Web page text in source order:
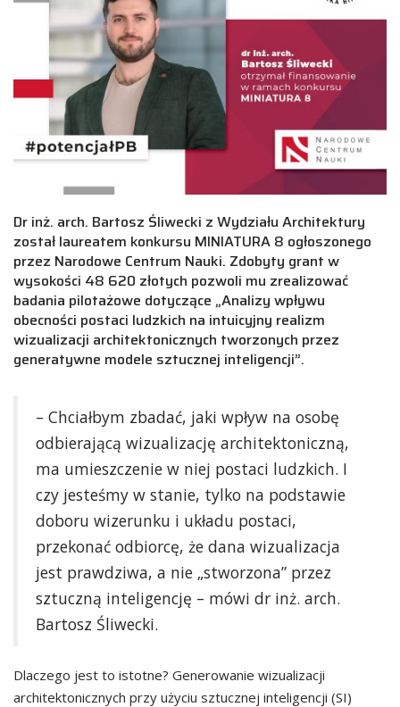
Dr inż. arch. Bartosz Śliwecki z Wydziału Architektury
został laureatem konkursu MINIATURA 8 ogłoszonego
przez Narodowe Centrum Nauki. Zdobyty grant w
wysokości 48 620 złotych pozwoli mu zrealizować
badania pilotażowe dotyczące „Analizy wpływu
obecności postaci ludzkich na intuicyjny realizm
wizualizacji architektonicznych tworzonych przez
generatywne modele sztucznej inteligencji”.
– Chciałbym zbadać, jaki wpływ na osobę
odbierającą wizualizację architektoniczną,
ma umieszczenie w niej postaci ludzkich. I
czy jesteśmy w stanie, tylko na podstawie
doboru wizerunku i układu postaci,
przekonać odbiorcę, że dana wizualizacja
jest prawdziwa, a nie „stworzona” przez
sztuczną inteligencję – mówi dr inż. arch.
Bartosz Śliwecki.
Dlaczego jest to istotne? Generowanie wizualizacji
architektonicznych przy użyciu sztucznej inteligencji (SI)